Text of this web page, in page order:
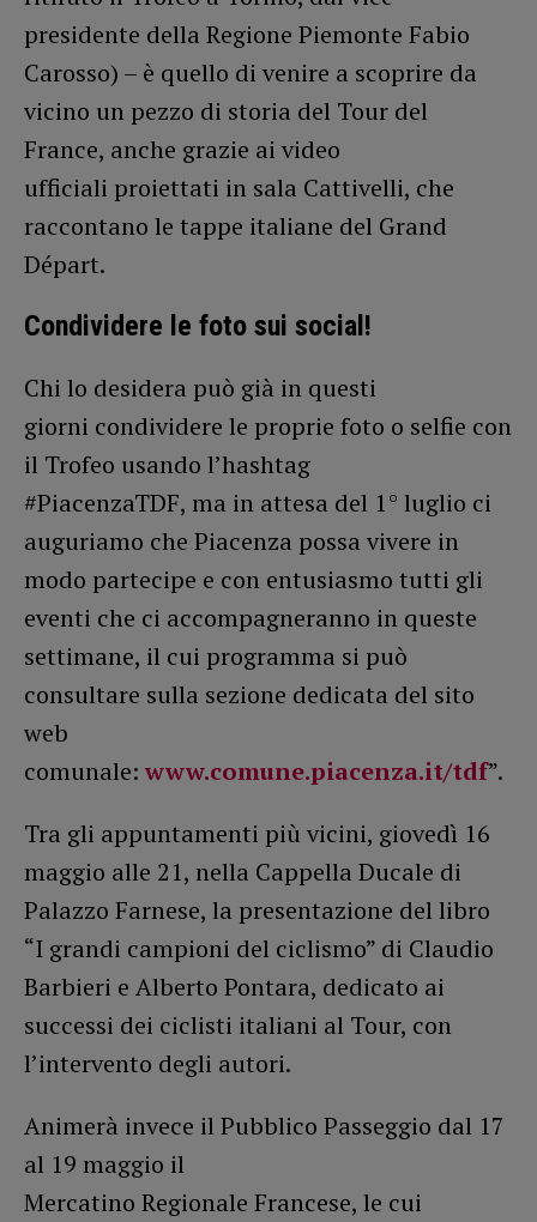
presidente della Regione Piemonte Fabio
Carosso) – è quello di venire a scoprire da
vicino un pezzo di storia del Tour del
France, anche grazie ai video
ufficiali proiettati in sala Cattivelli, che
raccontano le tappe italiane del Grand
Départ.
Condividere le foto sui social!
Chi lo desidera può già in questi
giorni condividere le proprie foto o selfie con
il Trofeo usando l’hashtag
#PiacenzaTDF, ma in attesa del 1° luglio ci
auguriamo che Piacenza possa vivere in
modo partecipe e con entusiasmo tutti gli
eventi che ci accompagneranno in queste
settimane, il cui programma si può
consultare sulla sezione dedicata del sito
web
comunale: www.comune.piacenza.it/tdf”.
Tra gli appuntamenti più vicini, giovedì 16
maggio alle 21, nella Cappella Ducale di
Palazzo Farnese, la presentazione del libro
“I grandi campioni del ciclismo” di Claudio
Barbieri e Alberto Pontara, dedicato ai
successi dei ciclisti italiani al Tour, con
l’intervento degli autori.
Animerà invece il Pubblico Passeggio dal 17
al 19 maggio il
Mercatino Regionale Francese, le cui